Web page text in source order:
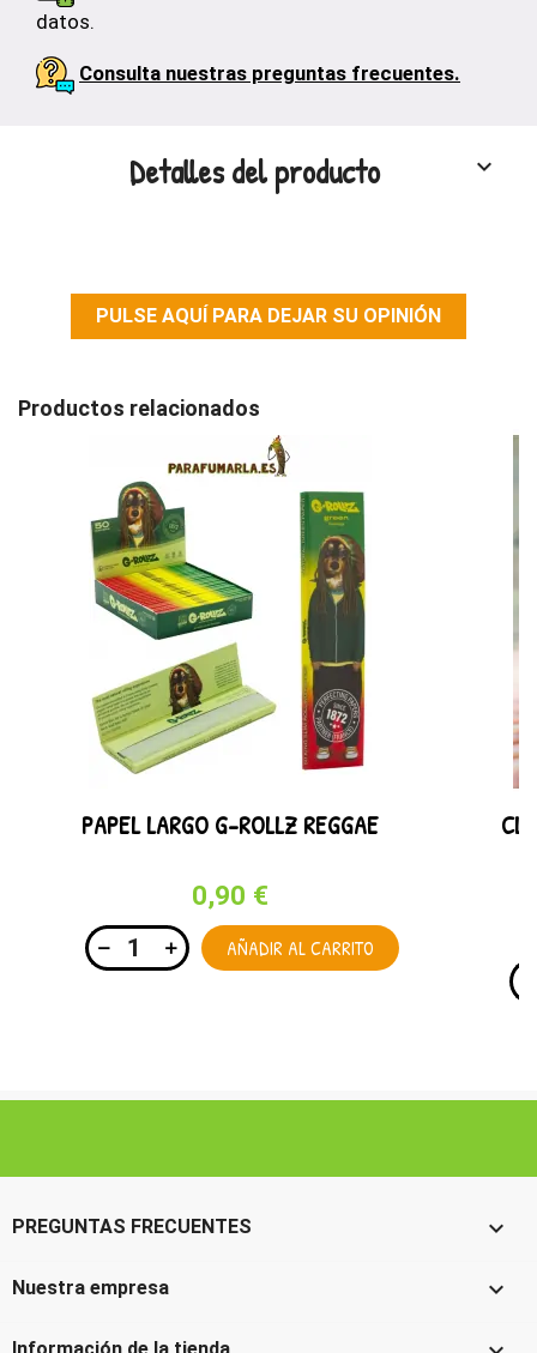
datos.
Consulta nuestras preguntas frecuentes.
Detalles del producto keyboard_arrow_down
PULSE AQUÍ PARA DEJAR SU OPINIÓN
Productos relacionados
PAPEL LARGO G-ROLLZ REGGAE
0,90 €
AÑADIR AL CARRITO
PREGUNTAS FRECUENTES 
Nuestra empresa 